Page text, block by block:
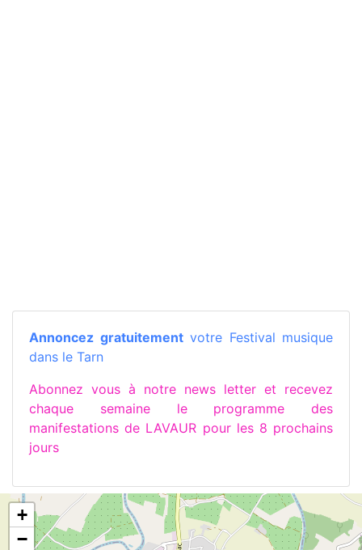
Annoncez gratuitementvotre Festival musique
dans le Tarn
Abonnez vous à notre news letter et recevez
chaque semaine le programme des
manifestations de LAVAUR pour les 8 prochains
jours
+
−